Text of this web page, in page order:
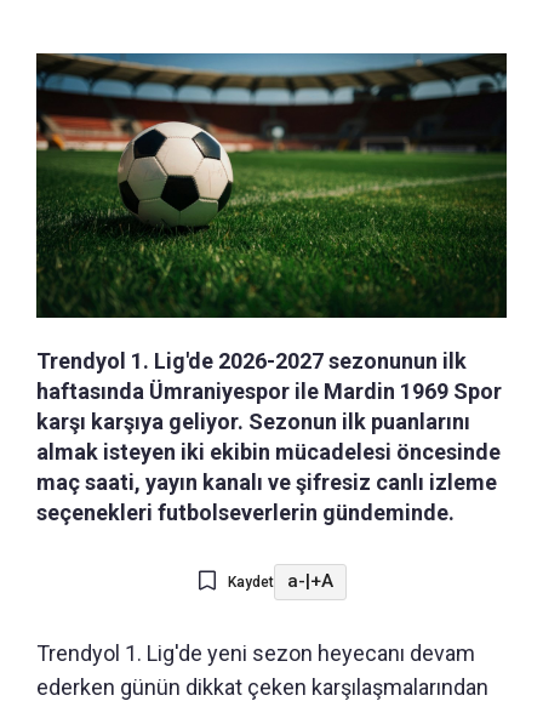
Trendyol 1. Lig'de 2026-2027 sezonunun ilk
haftasında Ümraniyespor ile Mardin 1969 Spor
karşı karşıya geliyor. Sezonun ilk puanlarını
almak isteyen iki ekibin mücadelesi öncesinde
maç saati, yayın kanalı ve şifresiz canlı izleme
seçenekleri futbolseverlerin gündeminde.
Kaydet a- +A
Trendyol 1. Lig'de yeni sezon heyecanı devam
ederken günün dikkat çeken karşılaşmalarından